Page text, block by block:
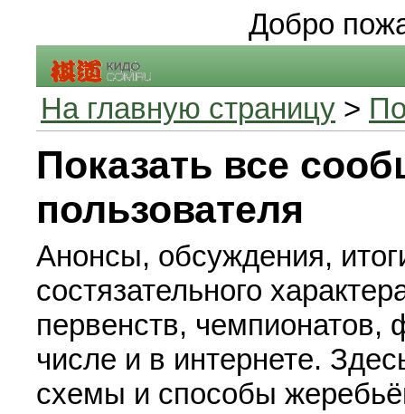
Добро
На главную страницу >
Показать все
пользователя
Анонсы, обсуждения,
состязательного
первенств, чемпионатов,
числе и в интернете.
схемы и способы